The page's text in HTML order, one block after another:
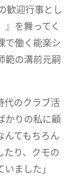
歓迎行事とし
を舞ってく
で働く能楽シ
範の溝前元嗣
代のクラブ活
かりの私に顧
んてもちろん
たり、クモの
ました」